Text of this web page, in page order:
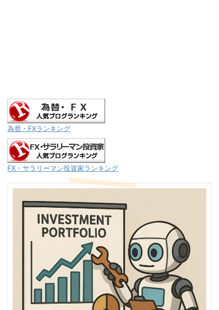
為替・FXランキング
FX・サラリーマン投資家ランキング